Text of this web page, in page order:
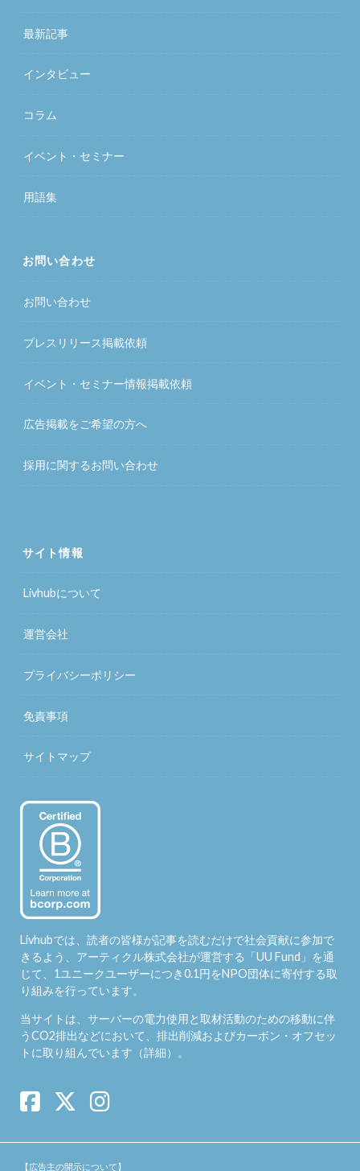
最新記事
インタビュー
コラム
イベント・セミナー
用語集
お問い合わせ
お問い合わせ
プレスリリース掲載依頼
イベント・セミナー情報掲載依頼
広告掲載をご希望の方へ
採用に関するお問い合わせ
サイト情報
Livhubについて
運営会社
プライバシーポリシー
免責事項
サイトマップ
Livhubでは、読者の皆様が記事を読むだけで社会貢献に参加で
きるよう、アーティクル株式会社が運営する「UU Fund 」を通
じて、1ユニークユーザーにつき0.1円をNPO団体に寄付する取
り組みを行っています。
当サイトは、サーバーの電力使用と取材活動のための移動に伴
うCO2排出などにおいて、排出削減およびカーボン・オフセッ
トに取り組んでいます（詳細）。
【広告主の開示について】